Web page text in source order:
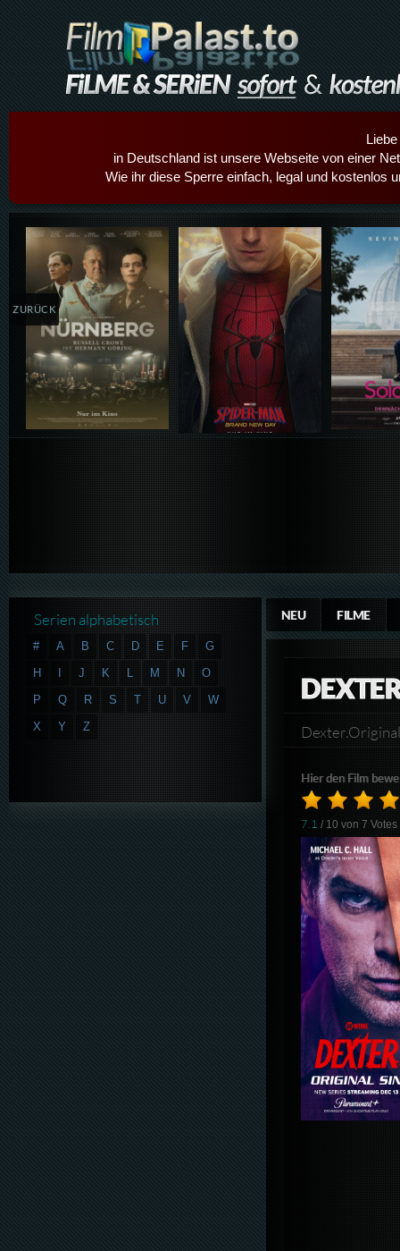
in Deutschland ist unsere Webseite von einer
Wie ihr diese Sperre einfach, legal und kostenlos
Details,Play Details,Play
ZURÜCK
NEU FILME
Hier den Film
7.1 / 10 von7 Votes
Serien alphabetisch
# A B C D E F
G
H
I J K L M N
O
P
Q R S T U V
W
X
Y Z